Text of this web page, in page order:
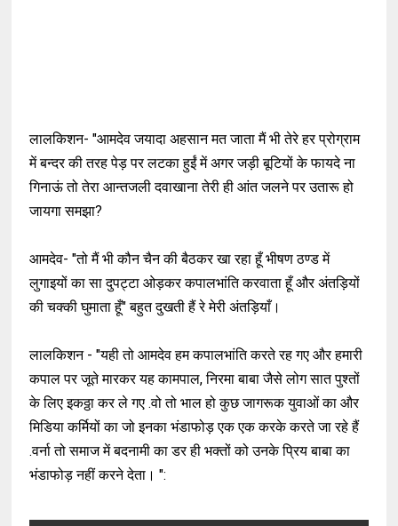
लालकिशन- "आमदेव जयादा अहसान मत जाता मैं भी तेरे हर प्रोग्राम
में बन्दर की तरह पेड़ पर लटका हुईं में अगर जड़ी बूटियों के फायदे ना
गिनाऊं तो तेरा आन्तजली दवाखाना तेरी ही आंत जलने पर उतारू हो
जायगा समझा?
आमदेव- "तो मैं भी कौन चैन की बैठकर खा रहा हूँ भीषण ठण्ड में
लुगाइयों का सा दुपट्टा ओड़कर कपालभांति करवाता हूँ और अंतड़ियों
की चक्की घुमाता हूँ"बहुत दुखती हैं रे मेरी अंतड़ियाँ।
लालकिशन - "यही तो आमदेव हम कपालभांति करते रह गए और हमारी
कपाल पर जूते मारकर यहकामपाल,निरमा बाबा जैसे लोग सात पुश्तों
के लिए इकठ्ठा कर ले गए .वो तो भाल हो कुछ जागरूक युवाओं का और
मिडिया कर्मियों का जो इनका भंडाफोड़ एक एक करके करते जा रहे हैं
.वर्ना तो समाज में बदनामी का डर ही भक्तों को उनके प्रिय बाबा का
भंडाफोड़ नहीं करने देता । ":